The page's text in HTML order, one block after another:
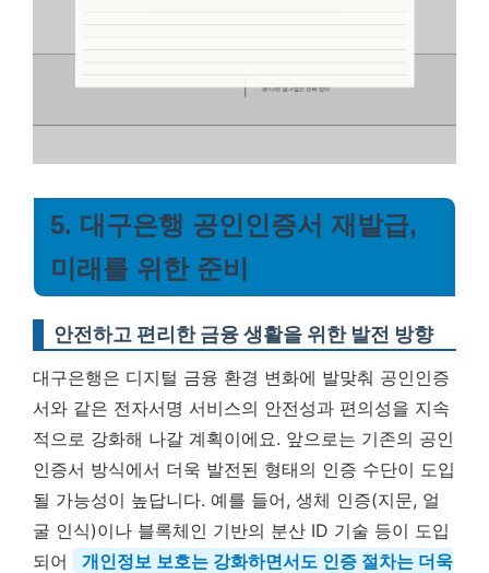
5. 대구은행 공인인증서 재발급,
미래를 위한 준비
안전하고 편리한 금융 생활을 위한 발전 방향
대구은행은 디지털 금융 환경 변화에 발맞춰 공인인증
서와 같은 전자서명 서비스의 안전성과 편의성을 지속
적으로 강화해 나갈 계획이에요. 앞으로는 기존의 공인
인증서 방식에서 더욱 발전된 형태의 인증 수단이 도입
될 가능성이 높답니다. 예를 들어, 생체 인증(지문, 얼
굴 인식)이나 블록체인 기반의 분산 ID 기술 등이 도입
되어
개인정보 보호는 강화하면서도 인증 절차는 더욱